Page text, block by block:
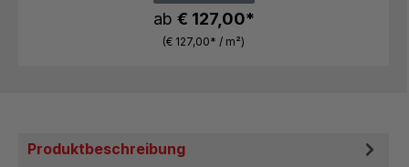
ab € 127,00*
(€ 127,00* / m²)
Produktbeschreibung